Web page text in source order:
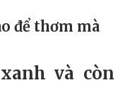
để thơm mà
và còn